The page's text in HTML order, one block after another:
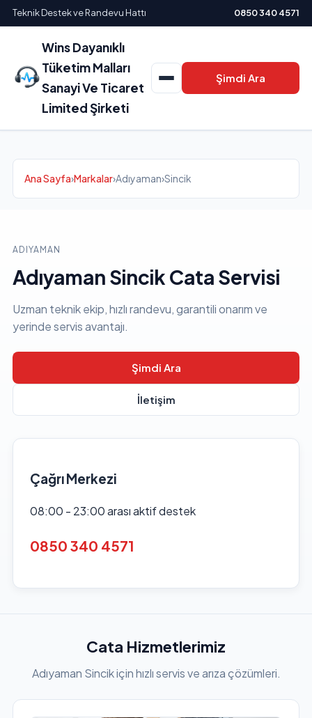
Teknik Destek ve Randevu Hattı 0850 340 4571
Wins Dayanıklı
Tüketim Malları
Sanayi Ve Ticaret
Limited Şirketi
Şimdi Ara
Ana Sayfa›Markalar›Adıyaman›Sincik
ADIYAMAN
Adıyaman Sincik Cata Servisi
Uzman teknik ekip, hızlı randevu, garantili onarım ve
yerinde servis avantajı.
Şimdi Ara
İletişim
Çağrı Merkezi
08:00 - 23:00 arası aktif destek
0850 340 4571
Cata Hizmetlerimiz
Adıyaman Sincik için hızlı servis ve arıza çözümleri.